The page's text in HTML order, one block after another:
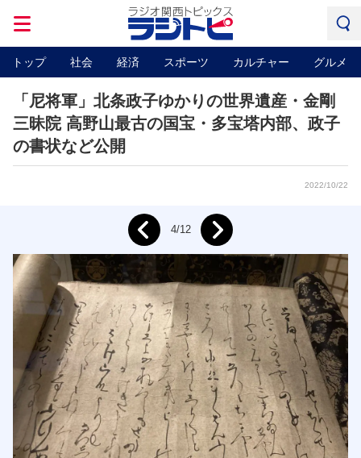
トップ 社会 経済 スポーツ カルチャー グルメ
「尼将軍」北条政子ゆかりの世界遺産・金剛
三昧院 高野山最古の国宝・多宝塔内部、政子
の書状など公開
2022/10/22
4/12